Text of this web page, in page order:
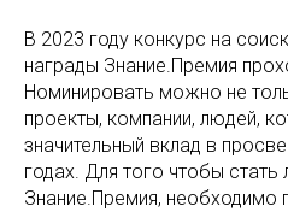
В 2023 году конкурс на
награды Знание.Премия
Номинировать можно не
проекты, компании, людей,
значительный вклад в
годах. Для того чтобы стать
Знание.Премия, необходимо